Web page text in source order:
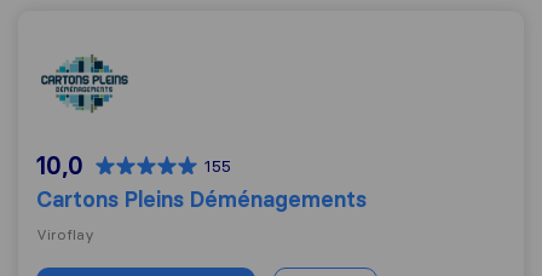
Cartons Pleins Déménagements
10,0 155
Cartons Pleins Déménagements
Viroflay